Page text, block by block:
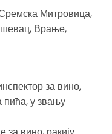
Митровица,
Врање,
за вино,
пића, у звању